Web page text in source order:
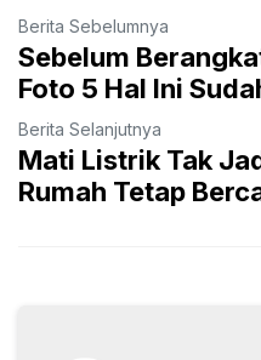
Berita Sebelumnya
Sebelum
Foto 5 Hal Ini
Berita Selanjutnya
Mati Listrik Tak
Rumah Tetap